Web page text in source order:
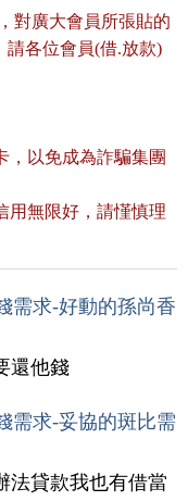
對廣大會員所張貼的
請各位會員(借.放款)
，以免成為詐騙集團
用無限好，請慬慎理
需求-好動的孫尚香
還他錢
需求-妥協的斑比需
法貸款我也有借當